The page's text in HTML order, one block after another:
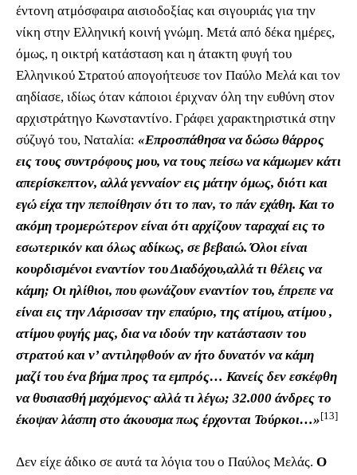
έντονη ατμόσφαιρα αισιοδοξίας και σιγουριάς για την
νίκη στην Ελληνική κοινή γνώμη. Μετά από δέκα ημέρες,
όμως, η οικτρή κατάσταση και η άτακτη φυγή του
Ελληνικού Στρατού απογοήτευσε τον Παύλο Μελά και τον
αηδίασε, ιδίως όταν κάποιοι έριχναν όλη την ευθύνη στον
αρχιστράτηγο Κωνσταντίνο. Γράφει χαρακτηριστικά στην
σύζυγό του, Ναταλία: «Επροσπάθησα να δώσω θάρρος
εις τους συντρόφους μου, να τους πείσω να κάμωμεν κάτι
απερίσκεπτον, αλλά γενναίον. εις μάτην όμως, διότι και
εγώ είχα την πεποίθησιν ότι το παν, το πάν εχάθη. Και το
ακόμη τρομερώτερον είναι ότι αρχίζουν ταραχαί εις το
εσωτερικόν και όλως αδίκως, σε βεβαιώ. Όλοι είναι
κουρδισμένοι εναντίον του Διαδόχου,αλλά τι θέλεις να
κάμη; Οι ηλίθιοι, που φωνάζουν εναντίον του, έπρεπε να
είναι εις την Λάρισσαν την επαύριο, της ατίμου, ατίμου ,
ατίμου φυγής μας, δια να ιδούν την κατάστασιν του
στρατού και ν’ αντιληφθούν αν ήτο δυνατόν να κάμη
μαζί του ένα βήμα προς τα εμπρός… Κανείς δεν εσκέφθη
να θυσιασθή μαχόμενος. αλλά τι λέγω; 32.000 άνδρες το
έκοψαν λάσπη στο άκουσμα πως έρχονται Τούρκοι…» [13]
Δεν είχε άδικο σε αυτά τα λόγια του ο Παύλος Μελάς. Ο